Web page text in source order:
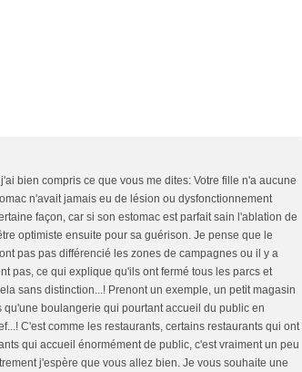
bien compris ce que vous me dites: Votre fille n'a aucune
n'avait jamais eu de lésion ou dysfonctionnement
façon, car si son estomac est parfait sain l'ablation de
optimiste ensuite pour sa guérison. Je pense que le
pas pas différencié les zones de campagnes ou il y a
pas, ce qui explique qu'ils ont fermé tous les parcs et
sans distinction...! Prenont un exemple, un petit magasin
boulangerie qui pourtant accueil du public en
C'est comme les restaurants, certains restaurants qui ont
qui accueil énormément de public, c'est vraiment un peu
j'espère que vous allez bien. Je vous souhaite une